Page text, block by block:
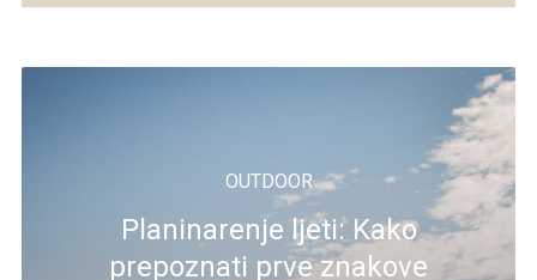
OUTDOOR
Planinarenje ljeti: Kako
prepoznati prve znakove